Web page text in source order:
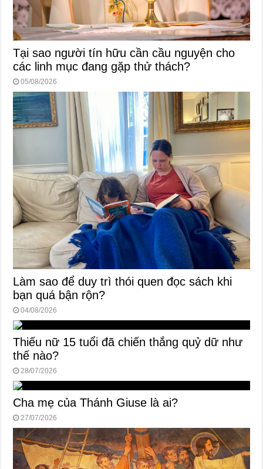
Tại sao người tín hữu cần cầu nguyện cho
các linh mục đang gặp thử thách?
05/08/2026
Làm sao để duy trì thói quen đọc sách khi
bạn quá bận rộn?
04/08/2026
Thiếu nữ 15 tuổi đã chiến thắng quỷ dữ như
thế nào?
28/07/2026
Cha mẹ của Thánh Giuse là ai?
27/07/2026